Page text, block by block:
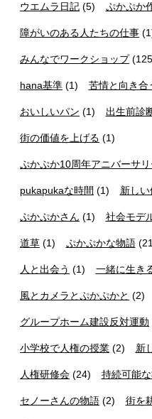
ウエムラ日記 (5) ぷかぷか
障がいのある人たちの仕事
みんなでワークショップ
hana基準 (1) 苦情と向き合
おいしいパン (1) 出生前診
街の価値を上げる (1)
ぷかぷか10周年アニバーサリ
pukapukaな時間 (1) 新しい
ぷかぷかさん (1) 社会モデ
道草 (1) ぷかぷかな物語
人と出会う (1) 一緒に生き
風とカメラとぷかぷかと (2)
グループホーム建設反対運動
小学校で人権の授業 (2) 新
人権研修会 (24) 持続可能
セノーさんの物語 (2) 街を